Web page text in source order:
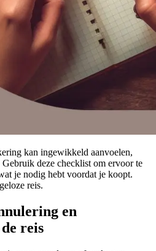
kan ingewikkeld aanvoelen,
deze checklist om ervoor te
je nodig hebt voordat je koopt.
reis.
en
reis